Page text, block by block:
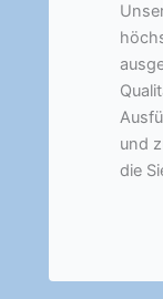
und
die